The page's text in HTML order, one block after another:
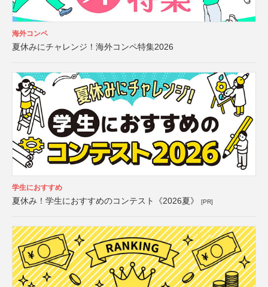
海外コンペ
夏休みにチャレンジ！海外コンペ特集2026
学生におすすめ
夏休み！学生におすすめのコンテスト《2026夏》 [PR]